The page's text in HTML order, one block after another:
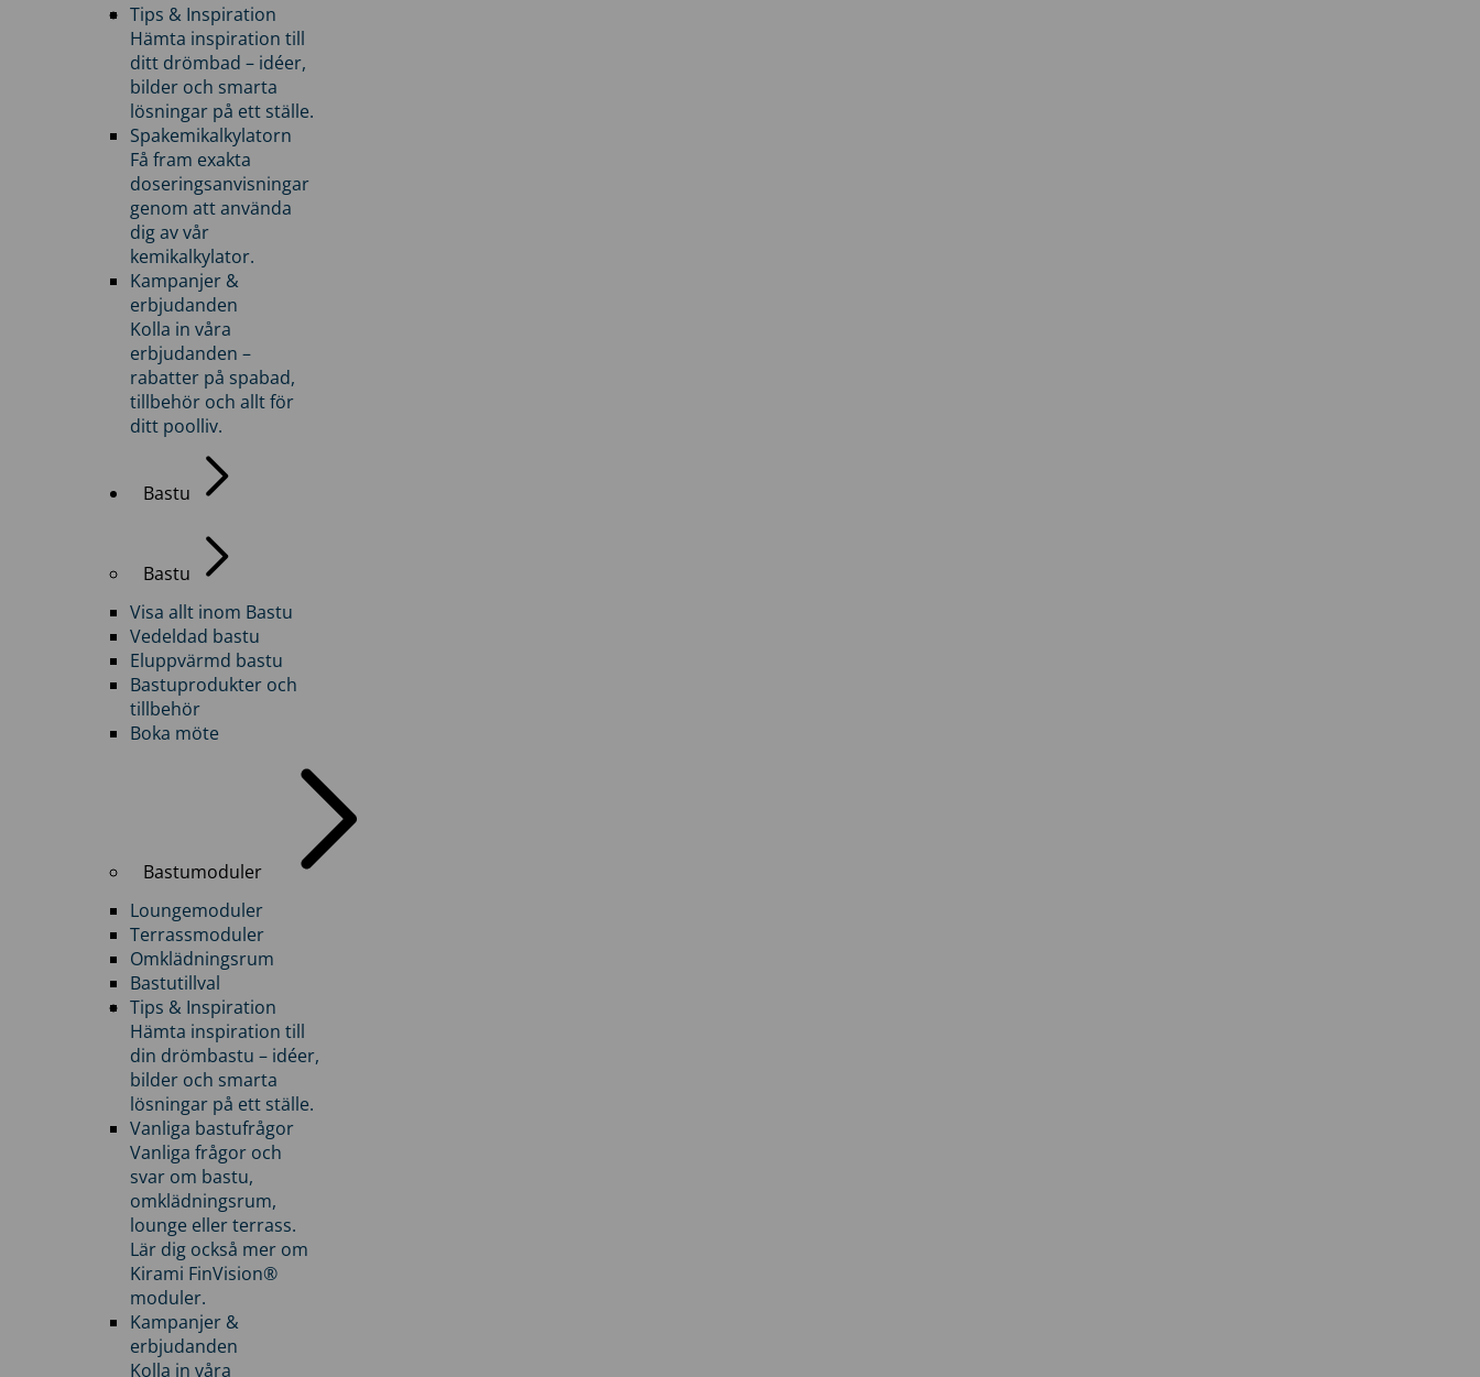
Tips & Inspiration
Hämta inspiration till
ditt drömbad – idéer,
bilder och smarta
lösningar på ett ställe.
Spakemikalkylatorn
Få fram exakta
doseringsanvisningar
genom att använda
dig av vår
kemikalkylator.
Kampanjer &
erbjudanden
Kolla in våra
erbjudanden –
rabatter på spabad,
tillbehör och allt för
ditt poolliv.
Bastu
Bastu
Visa allt inom Bastu
Vedeldad bastu
Eluppvärmd bastu
Bastuprodukter och
tillbehör
Boka möte
Bastumoduler
Loungemoduler
Terrassmoduler
Omklädningsrum
Bastutillval
Tips & Inspiration
Hämta inspiration till
din drömbastu – idéer,
bilder och smarta
lösningar på ett ställe.
Vanliga bastufrågor
Vanliga frågor och
svar om bastu,
omklädningsrum,
lounge eller terrass.
Lär dig också mer om
Kirami FinVision®
moduler.
Kampanjer &
erbjudanden
Kolla in våra